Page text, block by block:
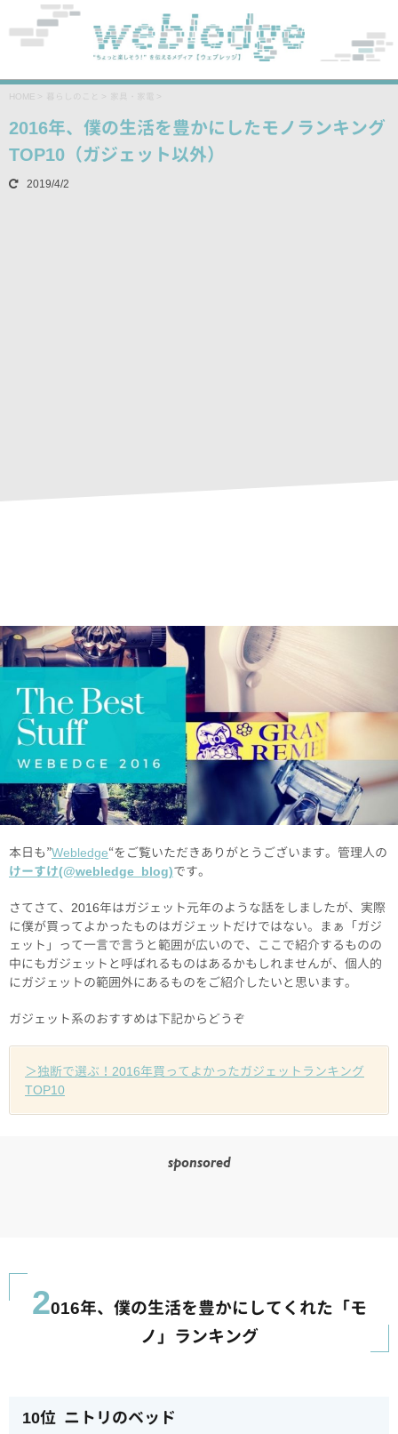
HOME
2016年、僕の生活を豊かにしたモノランキング
TOP10（ガジェット以外）
2019/4/2
本日も”Webledge“をご覧いただきありがとうございます。管理人の
けーすけ(@webledge_blog)です。
さてさて、2016年はガジェット元年のような話をしましたが、実際
に僕が買ってよかったものはガジェットだけではない。まぁ「ガジ
ェット」って一言で言うと範囲が広いので、ここで紹介するものの
中にもガジェットと呼ばれるものはあるかもしれませんが、個人的
にガジェットの範囲外にあるものをご紹介したいと思います。
ガジェット系のおすすめは下記からどうぞ
＞独断で選ぶ！2016年買ってよかったガジェットランキング
TOP10
sponsored
2016年、僕の生活を豊かにしてくれた「モ
ノ」ランキング
10位 ニトリのベッド